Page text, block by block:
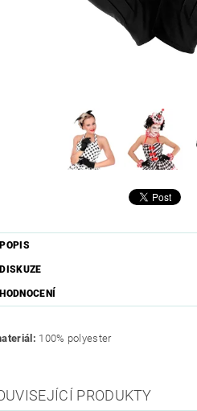
POPIS
DISKUZE
HODNOCENÍ
100% polyester
PRODUKTY